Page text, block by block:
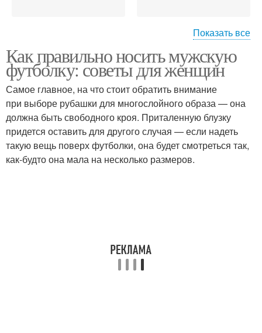
Футболка на женщине
случаи
Мужские футболки
Футболка для
женственного вида
Показать все
Как правильно носить мужскую
футболку: советы для женщин
Самое главное, на что стоит обратить внимание
при выборе рубашки для многослойного образа — она
должна быть свободного кроя. Приталенную блузку
придется оставить для другого случая — если надеть
такую вещь поверх футболки, она будет смотреться так,
как-будто она мала на несколько размеров.